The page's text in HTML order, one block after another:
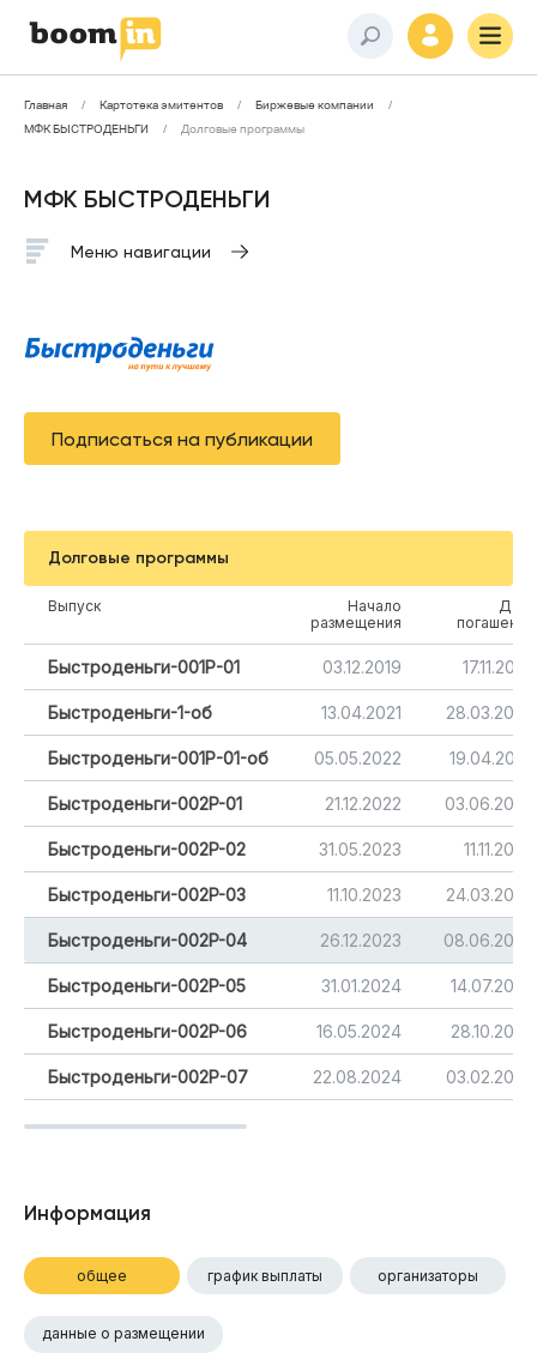
Главная Картотека эмитентов
Биржевые компании
МФК БЫСТРОДЕНЬГИ
Долговые программы
МФК БЫСТРОДЕНЬГИ
Меню навигации
Подписаться на публикации
Долговые программы
Выпуск
Начало
размещения
Дата
погашения
Быстроденьги-001Р-01 03.12.2019 17.11.2022
Быстроденьги-1-об 13.04.2021 28.03.2024
Быстроденьги-001Р-01-об 05.05.2022 19.04.2025
Быстроденьги-002P-01 21.12.2022 03.06.2026
Быстроденьги-002P-02 31.05.2023 11.11.2026
Быстроденьги-002P-03 11.10.2023 24.03.2027
Быстроденьги-002P-04 26.12.2023 08.06.2027
Быстроденьги-002P-05 31.01.2024 14.07.2027
Быстроденьги-002P-06 16.05.2024 28.10.2027
Быстроденьги-002Р-07 22.08.2024 03.02.2028
Информация
общее график выплаты организаторы
данные о размещении